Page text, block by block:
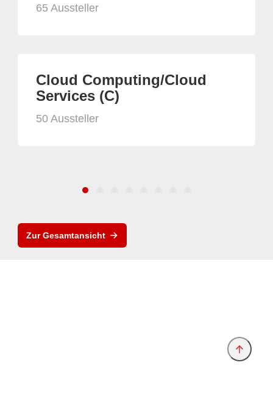
65 Aussteller
Cloud Computing/Cloud
Services (C)
50 Aussteller
Zur Gesamtansicht